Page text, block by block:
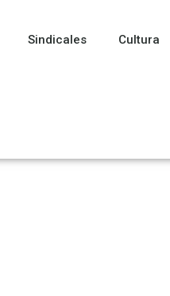
Sindicales Cultura